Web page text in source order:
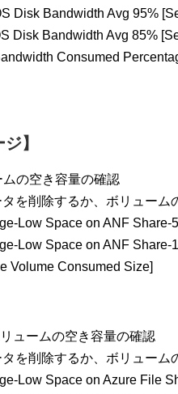
Disk Bandwidth Avg 95%
Disk Bandwidth Avg 85%
Consumed
】
の空き容量の確認
タを削除するか、ボリューム
Low Space on ANF
Low Space on ANF
Volume Consumed Size]
ュームの空き容量の確認
タを削除するか、ボリューム
Low Space on Azure File